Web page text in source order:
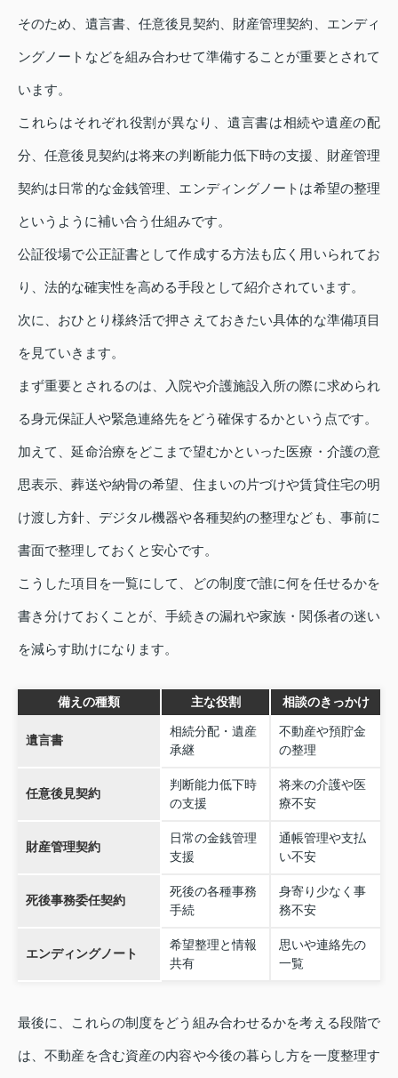
そのため、遺言書、任意後見契約、財産管理契約、エンディ
ングノートなどを組み合わせて準備することが重要とされて
います。
これらはそれぞれ役割が異なり、遺言書は相続や遺産の配
分、任意後見契約は将来の判断能力低下時の支援、財産管理
契約は日常的な金銭管理、エンディングノートは希望の整理
というように補い合う仕組みです。
公証役場で公正証書として作成する方法も広く用いられてお
り、法的な確実性を高める手段として紹介されています。
次に、おひとり様終活で押さえておきたい具体的な準備項目
を見ていきます。
まず重要とされるのは、入院や介護施設入所の際に求められ
る身元保証人や緊急連絡先をどう確保するかという点です。
加えて、延命治療をどこまで望むかといった医療・介護の意
思表示、葬送や納骨の希望、住まいの片づけや賃貸住宅の明
け渡し方針、デジタル機器や各種契約の整理なども、事前に
書面で整理しておくと安心です。
こうした項目を一覧にして、どの制度で誰に何を任せるかを
書き分けておくことが、手続きの漏れや家族・関係者の迷い
を減らす助けになります。
備えの種類 主な役割 相談のきっかけ
遺言書
相続分配・遺産
承継
不動産や預貯金
の整理
任意後見契約
判断能力低下時
の支援
将来の介護や医
療不安
財産管理契約
日常の金銭管理
支援
通帳管理や支払
い不安
死後事務委任契約
死後の各種事務
手続
身寄り少なく事
務不安
エンディングノート
希望整理と情報
共有
思いや連絡先の
一覧
最後に、これらの制度をどう組み合わせるかを考える段階で
は、不動産を含む資産の内容や今後の暮らし方を一度整理す